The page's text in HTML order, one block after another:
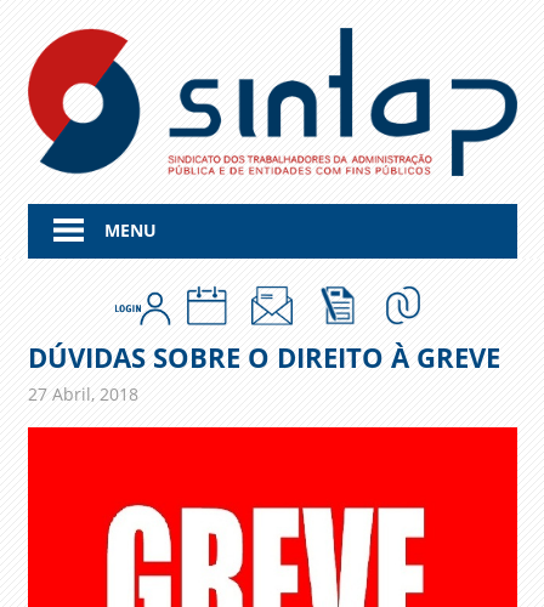
content
MENU
DÚVIDAS SOBRE O DIREITO À GREVE
27 Abril, 2018